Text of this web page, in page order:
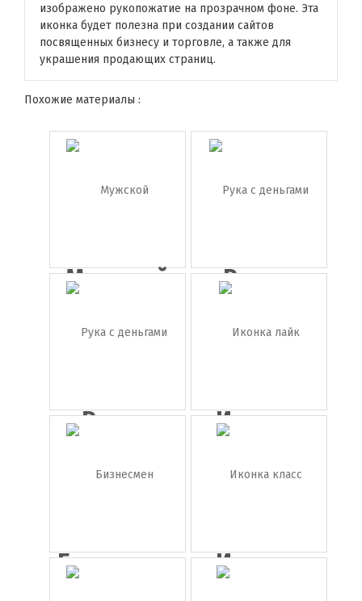
изображено рукопожатие на прозрачном фоне. Эта
иконка будет полезна при создании сайтов
посвященных бизнесу и торговле, а также для
украшения продающих страниц.
Похожие материалы :
Мужской
пиджак
Рука с
деньгами
Рука с
деньгами
Иконка
Бизнесмен
бежит п...
Иконка
класс